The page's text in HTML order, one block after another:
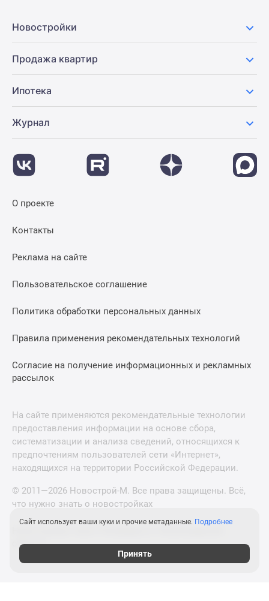
Новостройки
Продажа квартир
Ипотека
Журнал
О проекте
Контакты
Реклама на сайте
Пользовательское соглашение
Политика обработки персональных данных
Правила применения рекомендательных технологий
Согласие на получение информационных и рекламных
рассылок
На сайте применяются рекомендательные технологии
предоставления информации на основе сбора,
систематизации и анализа сведений, относящихся к
предпочтениям пользователей сети «Интернет»,
находящихся на территории Российской Федерации.
© 2011—2026 Новострой-М. Все права защищены. Всё,
что нужно знать о новостройках
области
Сайт использует ваши куки и прочие метаданные. Подробнее
Принять